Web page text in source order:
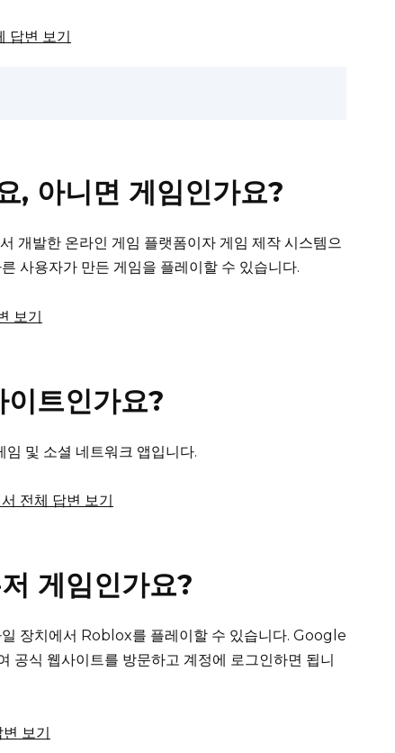
변 보기
, 아니면 게임인가요?
발한 온라인 게임 플랫폼이자 게임 제작 시스템으
사용자가 만든 게임을 플레이할 수 있습니다.
보기
트인가요?
및 소셜 네트워크 앱입니다.
전체 답변 보기
게임인가요?
장치에서 Roblox를 플레이할 수 있습니다. Google
식 웹사이트를 방문하고 계정에 로그인하면 됩니
보기